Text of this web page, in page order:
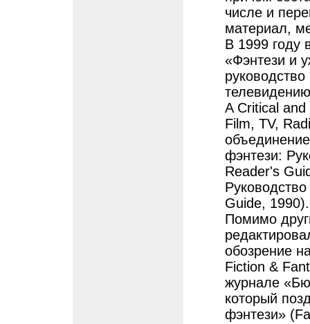
числе и
материал,
В 1999 году
«Фэнтези и
A Critical
Film, TV,
фэнтези:
Reader's
Guide, 1990).
Помимо
обозрение
Fiction &
журнале
который
фэнтези»